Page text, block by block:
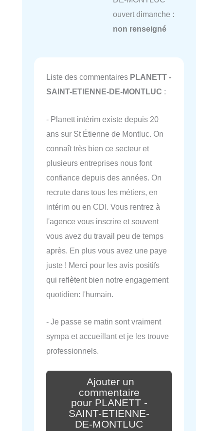
ouvert dimanche :
non renseigné
Liste des commentaires PLANETT -
SAINT-ETIENNE-DE-MONTLUC :
- Planett intérim existe depuis 20
ans sur St Étienne de Montluc. On
connaît très bien ce secteur et
plusieurs entreprises nous font
confiance depuis des années. On
recrute dans tous les métiers, en
intérim ou en CDI. Vous rentrez à
l'agence vous inscrire et souvent
vous avez du travail peu de temps
après. En plus vous avez une paye
juste ! Merci pour les avis positifs
qui reflètent bien notre engagement
quotidien: l'humain.
- Je passe se matin sont vraiment
sympa et accueillant et je les trouve
professionnels.
Ajouter un
commentaire
pour PLANETT -
SAINT-ETIENNE-
DE-MONTLUC